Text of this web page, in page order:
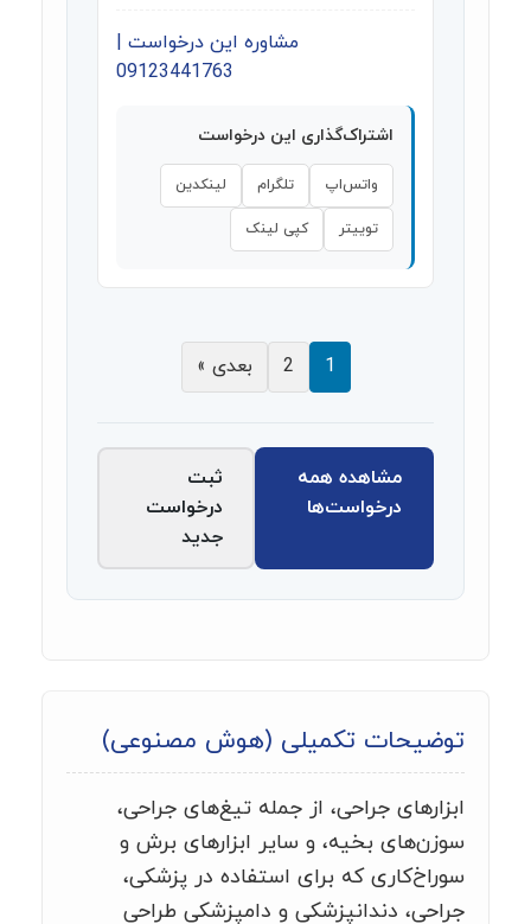
مشاوره این درخواست |
09123441763
اشتراک‌گذاری این درخواست
واتس‌اپ تلگرام لینکدین
توییتر کپی لینک
1
2 بعدی »
مشاهده همه
درخواست‌ها
ثبت
درخواست
جدید
توضیحات تکمیلی (هوش مصنوعی)
ابزارهای جراحی، از جمله تیغ‌های جراحی،
سوزن‌های بخیه، و سایر ابزارهای برش و
سوراخ‌کاری که برای استفاده در پزشکی،
جراحی، دندانپزشکی و دامپزشکی طراحی